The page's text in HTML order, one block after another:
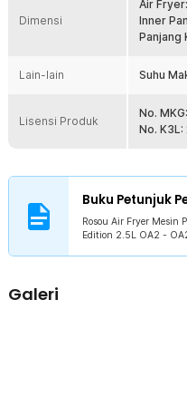
2.5L OA2
1 x Alas Penggorengan
Dimensi
Air
Inner
Panjang
Lain-lain Suhu
Lisensi Produk
No.
No.
Buku Petunjuk
Rosou Air Fryer Mesin
Edition 2.5L OA2 -
Galeri